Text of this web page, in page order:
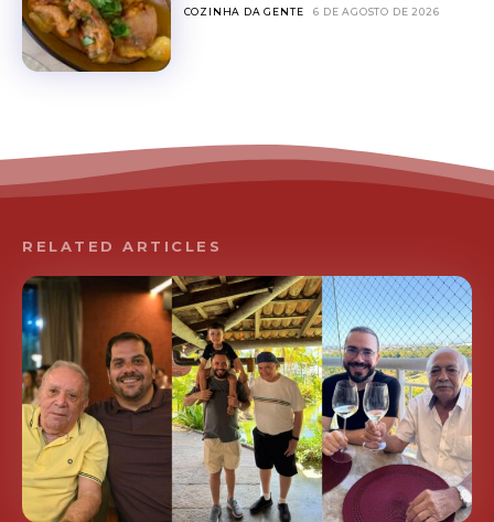
COZINHA DA GENTE 6 DE AGOSTO DE 2026
RELATED ARTICLES